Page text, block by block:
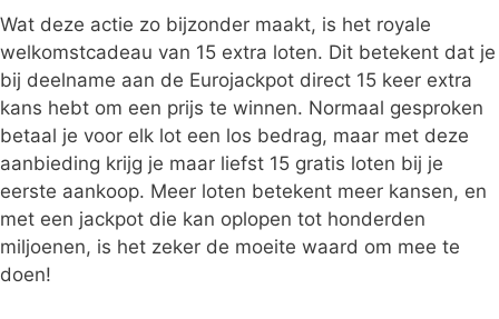
Wat deze actie zo bijzonder maakt, is het royale
welkomstcadeau van 15 extra loten. Dit betekent dat je
bij deelname aan de Eurojackpot direct 15 keer extra
kans hebt om een prijs te winnen. Normaal gesproken
betaal je voor elk lot een los bedrag, maar met deze
aanbieding krijg je maar liefst 15 gratis loten bij je
eerste aankoop. Meer loten betekent meer kansen, en
met een jackpot die kan oplopen tot honderden
miljoenen, is het zeker de moeite waard om mee te
doen!